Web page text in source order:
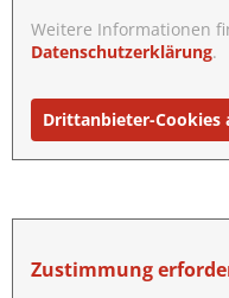
Weitere Informationen
Datenschutzerklärung.
Drittanbieter-Cookies
Zustimmung